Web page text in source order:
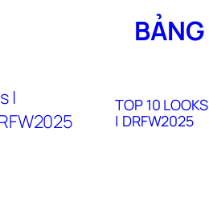
TOP 10
| DRFW2025